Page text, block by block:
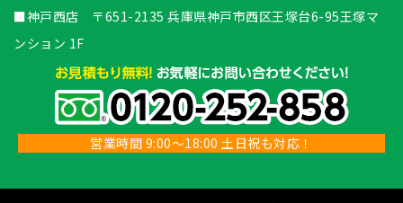
■神戸西店 〒651-2135 兵庫県神戸市西区王塚台6-95王塚マ
ンション 1F
営業時間 9:00～18:00 土日祝も対応！